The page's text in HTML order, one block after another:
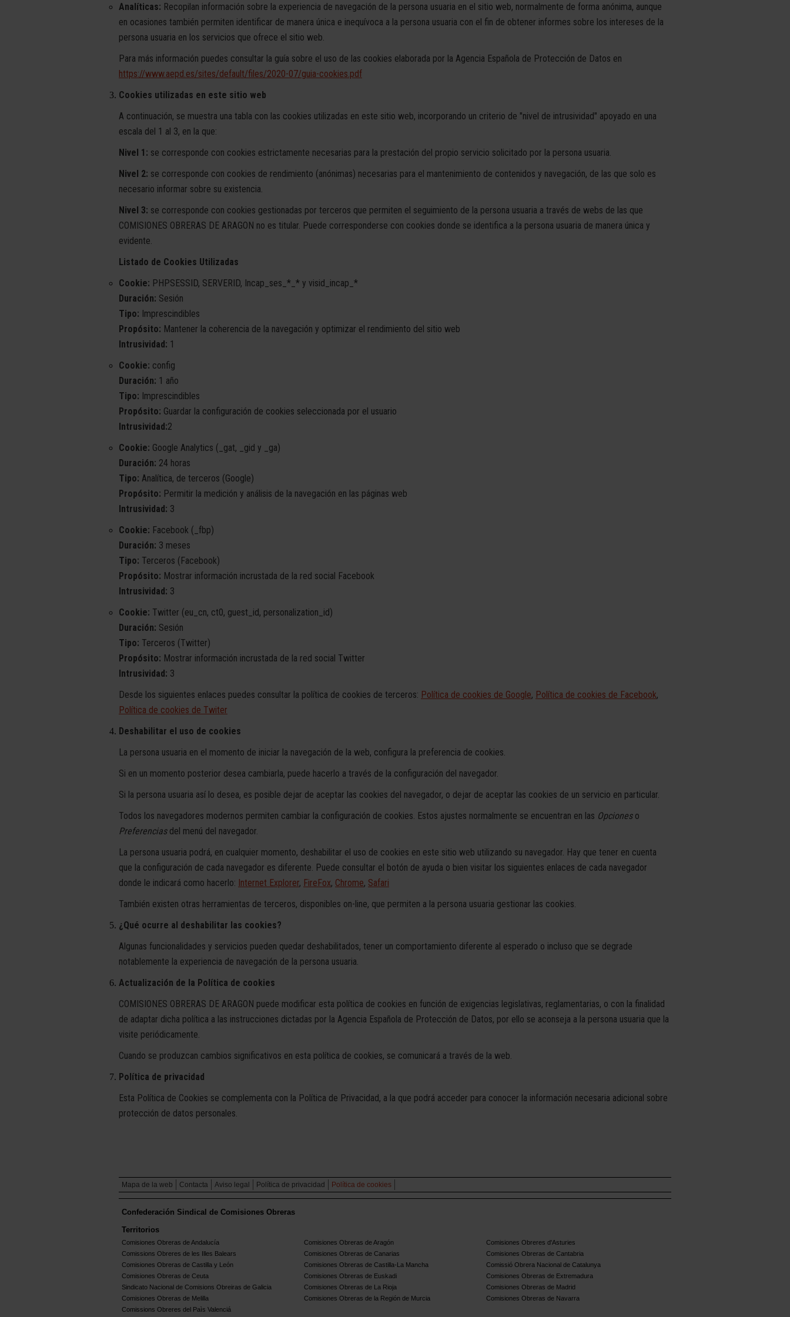
Analíticas: Recopilan información sobre la experiencia de navegación de la persona usuaria en el sitio web, normalmente de forma anónima, aunque
en ocasiones también permiten identificar de manera única e inequívoca a la persona usuaria con el fin de obtener informes sobre los intereses de la
persona usuaria en los servicios que ofrece el sitio web.
Para más información puedes consultar la guía sobre el uso de las cookies elaborada por la Agencia Española de Protección de Datos en
https://www.aepd.es/sites/default/files/2020-07/guia-cookies.pdf
Cookies utilizadas en este sitio web
A continuación, se muestra una tabla con las cookies utilizadas en este sitio web, incorporando un criterio de "nivel de intrusividad" apoyado en una
escala del 1 al 3, en la que:
Nivel 1: se corresponde con cookies estrictamente necesarias para la prestación del propio servicio solicitado por la persona usuaria.
Nivel 2: se corresponde con cookies de rendimiento (anónimas) necesarias para el mantenimiento de contenidos y navegación, de las que solo es
necesario informar sobre su existencia.
Nivel 3: se corresponde con cookies gestionadas por terceros que permiten el seguimiento de la persona usuaria a través de webs de las que
COMISIONES OBRERAS DE ARAGON no es titular. Puede corresponderse con cookies donde se identifica a la persona usuaria de manera única y
evidente.
Listado de Cookies Utilizadas
Cookie: PHPSESSID, SERVERID, Incap_ses_*_* y visid_incap_*
Duración: Sesión
Tipo: Imprescindibles
Propósito: Mantener la coherencia de la navegación y optimizar el rendimiento del sitio web
Intrusividad: 1
Cookie: config
Duración: 1 año
Tipo: Imprescindibles
Propósito: Guardar la configuración de cookies seleccionada por el usuario
Intrusividad:2
Cookie: Google Analytics (_gat, _gid y _ga)
Duración: 24 horas
Tipo: Analítica, de terceros (Google)
Propósito: Permitir la medición y análisis de la navegación en las páginas web
Intrusividad: 3
Cookie: Facebook (_fbp)
Duración: 3 meses
Tipo: Terceros (Facebook)
Propósito: Mostrar información incrustada de la red social Facebook
Intrusividad: 3
Cookie: Twitter (eu_cn, ct0, guest_id, personalization_id)
Duración: Sesión
Tipo: Terceros (Twitter)
Propósito: Mostrar información incrustada de la red social Twitter
Intrusividad: 3
Desde los siguientes enlaces puedes consultar la política de cookies de terceros: Política de cookies de Google, Política de cookies de Facebook,
Política de cookies de Twiter
Deshabilitar el uso de cookies
La persona usuaria en el momento de iniciar la navegación de la web, configura la preferencia de cookies.
Si en un momento posterior desea cambiarla, puede hacerlo a través de la configuración del navegador.
Si la persona usuaria así lo desea, es posible dejar de aceptar las cookies del navegador, o dejar de aceptar las cookies de un servicio en particular.
Todos los navegadores modernos permiten cambiar la configuración de cookies. Estos ajustes normalmente se encuentran en las Opcioneso
Preferenciasdel menú del navegador.
La persona usuaria podrá, en cualquier momento, deshabilitar el uso de cookies en este sitio web utilizando su navegador. Hay que tener en cuenta
que la configuración de cada navegador es diferente. Puede consultar el botón de ayuda o bien visitar los siguientes enlaces de cada navegador
donde le indicará como hacerlo: Internet Explorer, FireFox, Chrome, Safari
También existen otras herramientas de terceros, disponibles on-line, que permiten a la persona usuaria gestionar las cookies.
¿Qué ocurre al deshabilitar las cookies?
Algunas funcionalidades y servicios pueden quedar deshabilitados, tener un comportamiento diferente al esperado o incluso que se degrade
notablemente la experiencia de navegación de la persona usuaria.
Actualización de la Política de cookies
COMISIONES OBRERAS DE ARAGON puede modificar esta política de cookies en función de exigencias legislativas, reglamentarias, o con la finalidad
de adaptar dicha política a las instrucciones dictadas por la Agencia Española de Protección de Datos, por ello se aconseja a la persona usuaria que la
visite periódicamente.
Cuando se produzcan cambios significativos en esta política de cookies, se comunicará a través de la web.
Política de privacidad
Esta Política de Cookies se complementa con la Política de Privacidad, a la que podrá acceder para conocer la información necesaria adicional sobre
protección de datos personales.
Mapa de la web Contacta Aviso legal Política de privacidad Política de cookies
Confederación Sindical de Comisiones Obreras
Territorios
Comisiones Obreras de Andalucía Comisiones Obreras de Aragón
Comisiones Obreres d'Asturies
Comissions Obreres de les Illes Balears
Comisiones Obreras de Canarias
Comisiones Obreras de Cantabria
Comisiones Obreras de Castilla y León
Comisiones Obreras de Castilla-La Mancha
Comissió Obrera Nacional de Catalunya
Comisiones Obreras de Ceuta
Comisiones Obreras de Euskadi
Comisiones Obreras de Extremadura
Sindicato Nacional de Comisions Obreiras de Galicia
Comisiones Obreras de La Rioja
Comisiones Obreras de Madrid
Comisiones Obreras de Melilla
Comisiones Obreras de la Región de Murcia
Comisiones Obreras de Navarra
Comissions Obreres del Paìs Valenciá